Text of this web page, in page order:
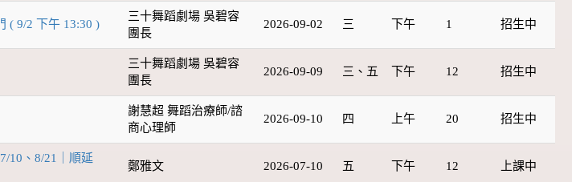
( 9/2 下午 13:30 )
三十舞蹈劇場 吳碧容
團長
2026-09-02 三 下午 1 招生中
三十舞蹈劇場 吳碧容
團長
2026-09-09 三、五 下午 12 招生中
謝慧超 舞蹈治療師/諮
商心理師
2026-09-10 四 上午 20 招生中
10、8/21｜順延
鄭雅文 2026-07-10 五 下午 12 上課中